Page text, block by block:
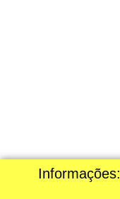
Informações: